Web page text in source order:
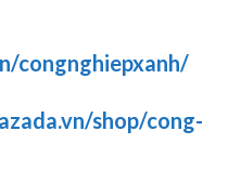
congnghiepxanh/
shop/cong-